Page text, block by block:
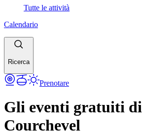
Tutte le attività
Calendario
Ricerca
Prenotare
Gli eventi gratuiti di
Courchevel